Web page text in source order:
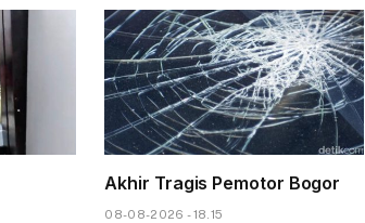
Akhir Tragis Pemotor Bogor
08-08-2026 - 18.15